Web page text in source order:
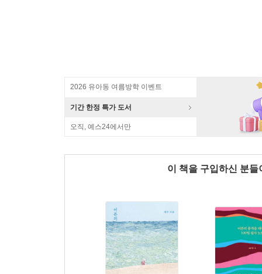
2026 유아동 여름방학 이벤트
기간 한정 특가 도서
오직, 예스24에서만
이 책을 구입하신 분